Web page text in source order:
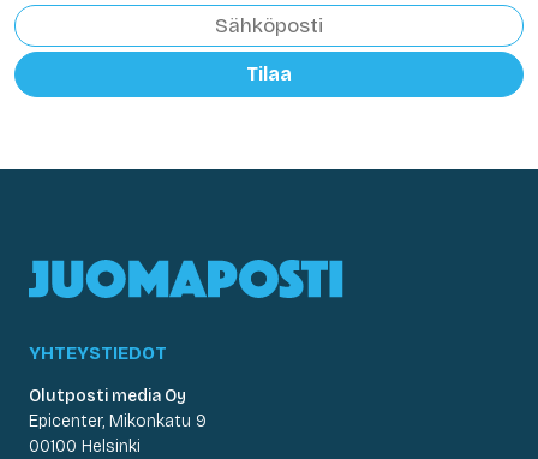
Tilaa
YHTEYSTIEDOT
Olutposti media Oy
Epicenter, Mikonkatu 9
00100 Helsinki